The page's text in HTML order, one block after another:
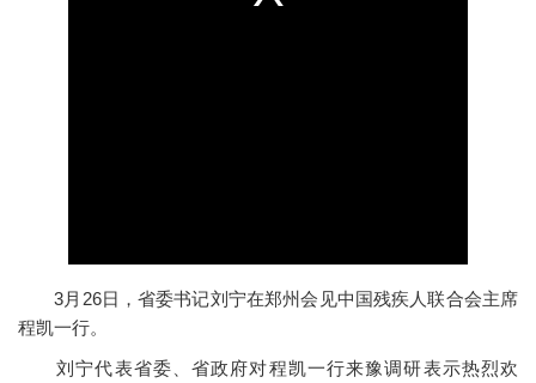
3月26日，省委书记刘宁在郑州会见中国残疾人联合会主席
程凯一行。
刘宁代表省委、省政府对程凯一行来豫调研表示热烈欢